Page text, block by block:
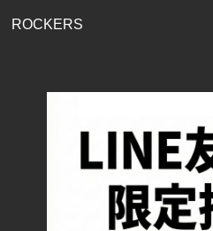
ROCKERS
配送・送料について
返品について
お支払い方法について
特定商取引法に基づく表記
プライバシーポリシー